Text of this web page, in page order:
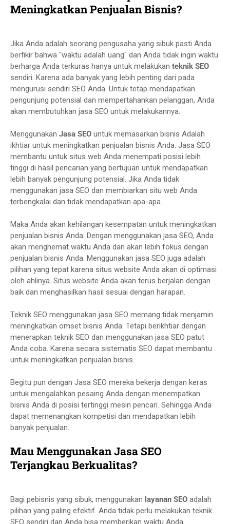
Meningkatkan Penjualan Bisnis?
Jika Anda adalah seorang pengusaha yang sibuk pasti Anda
berfikir bahwa "waktu adalah uang" dan Anda tidak ingin waktu
berharga Anda terkuras hanya untuk melakukan teknik SEO
sendiri. Karena ada banyak yang lebih penting dari pada
mengurusi sendiri SEO Anda. Untuk tetap mendapatkan
pengunjung potensial dan mempertahankan pelanggan, Anda
akan membutuhkan jasa SEO untuk melakukannya.
Menggunakan Jasa SEO untuk memasarkan bisnis Adalah
ikhtiar untuk meningkatkan penjualan bisnis Anda. Jasa SEO
membantu untuk situs web Anda menempati posisi lebih
tinggi di hasil pencarian yang bertujuan untuk mendapatkan
lebih banyak pengunjung potensial. Jika Anda tidak
menggunakan jasa SEO dan membiarkan situ web Anda
terbengkalai dan tidak mendapatkan apa-apa.
Maka Anda akan kehilangan kesempatan untuk meningkatkan
penjualan bisnis Anda. Dengan menggunakan jasa SEO, Anda
akan menghemat waktu Anda dan akan lebih fokus dengan
penjualan bisnis Anda. Menggunakan jasa SEO juga adalah
pilihan yang tepat karena situs website Anda akan di optimasi
oleh ahlinya. Situs website Anda akan terus berjalan dengan
baik dan menghasilkan hasil sesuai dengan harapan.
Teknik SEO menggunakan jasa SEO memang tidak menjamin
meningkatkan omset bisnis Anda. Tetapi berikhtiar dengan
menerapkan teknik SEO dan menggunakan jasa SEO patut
Anda coba. Karena secara sistematis SEO dapat membantu
untuk meningkatkan penjualan bisnis.
Begitu pun dengan Jasa SEO mereka bekerja dengan keras
untuk mengalahkan pesaing Anda dengan menempatkan
bisnis Anda di posisi tertinggi mesin pencari. Sehingga Anda
dapat memenangkan kompetisi dan mendapatkan lebih
banyak penjualan.
Mau Menggunakan Jasa SEO
Terjangkau Berkualitas?
Bagi pebisnis yang sibuk, menggunakan layanan SEO adalah
pilihan yang paling efektif. Anda tidak perlu melakukan teknik
SEO sendiri dan Anda bisa memberikan waktu Anda